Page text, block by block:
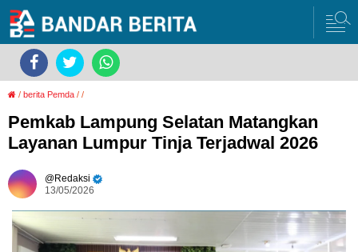
/ berita Pemda / /
Pemkab Lampung Selatan Matangkan
Layanan Lumpur Tinja Terjadwal 2026
Redaksi
13/05/2026